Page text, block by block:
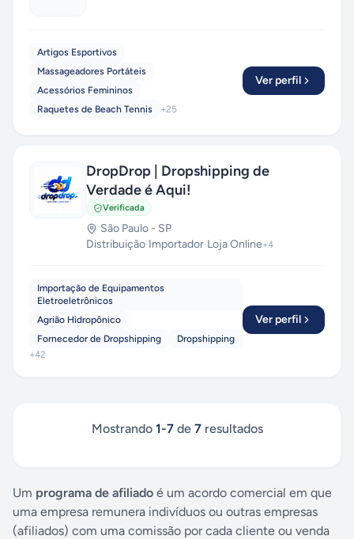
Artigos Esportivos
Massageadores Portáteis
Acessórios Femininos
Raquetes de Beach Tennis
+25
Ver perfil
DropDrop | Dropshipping de
Verdade é Aqui!
Verificada
São Paulo - SP
Distribuição·Importador·Loja Online+4
Importação de Equipamentos
Eletroeletrônicos
Agrião Hidropônico
Fornecedor de Dropshipping
Dropshipping
+42
Ver perfil
Mostrando 1-7de 7resultados
Um programa de afiliado é um acordo comercial em que
uma empresa remunera indivíduos ou outras empresas
(afiliados) com uma comissão por cada cliente ou venda